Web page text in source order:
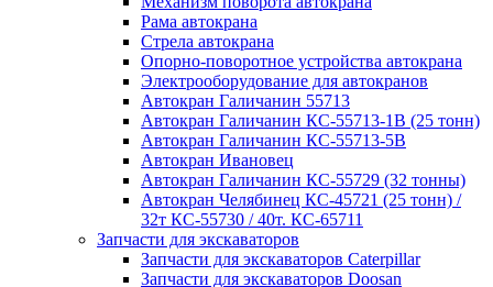
Рама автокрана
Стрела автокрана
Опорно-поворотное устройства автокрана
Электрооборудование для автокранов
Автокран Галичанин 55713
Автокран Галичанин КС-55713-1В (25 тонн)
Автокран Галичанин КС-55713-5В
Автокран Ивановец
Автокран Галичанин КС-55729 (32 тонны)
Автокран Челябинец КС-45721 (25 тонн) /
32т КС-55730 / 40т. КС-65711
Запчасти для экскаваторов
Запчасти для экскаваторов Caterpillar
Запчасти для экскаваторов Doosan